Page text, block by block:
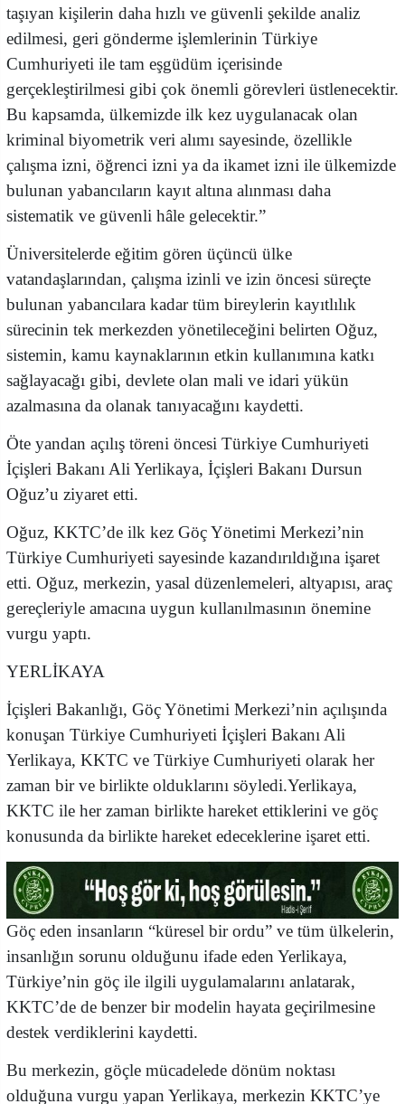
taşıyan kişilerin daha hızlı ve güvenli şekilde analiz
edilmesi, geri gönderme işlemlerinin Türkiye
Cumhuriyeti ile tam eşgüdüm içerisinde
gerçekleştirilmesi gibi çok önemli görevleri üstlenecektir.
Bu kapsamda, ülkemizde ilk kez uygulanacak olan
kriminal biyometrik veri alımı sayesinde, özellikle
çalışma izni, öğrenci izni ya da ikamet izni ile ülkemizde
bulunan yabancıların kayıt altına alınması daha
sistematik ve güvenli hâle gelecektir.”
Üniversitelerde eğitim gören üçüncü ülke
vatandaşlarından, çalışma izinli ve izin öncesi süreçte
bulunan yabancılara kadar tüm bireylerin kayıtlılık
sürecinin tek merkezden yönetileceğini belirten Oğuz,
sistemin, kamu kaynaklarının etkin kullanımına katkı
sağlayacağı gibi, devlete olan mali ve idari yükün
azalmasına da olanak tanıyacağını kaydetti.
Öte yandan açılış töreni öncesi Türkiye Cumhuriyeti
İçişleri Bakanı Ali Yerlikaya, İçişleri Bakanı Dursun
Oğuz’u ziyaret etti.
Oğuz, KKTC’de ilk kez Göç Yönetimi Merkezi’nin
Türkiye Cumhuriyeti sayesinde kazandırıldığına işaret
etti. Oğuz, merkezin, yasal düzenlemeleri, altyapısı, araç
gereçleriyle amacına uygun kullanılmasının önemine
vurgu yaptı.
YERLİKAYA
İçişleri Bakanlığı, Göç Yönetimi Merkezi’nin açılışında
konuşan Türkiye Cumhuriyeti İçişleri Bakanı Ali
Yerlikaya, KKTC ve Türkiye Cumhuriyeti olarak her
zaman bir ve birlikte olduklarını söyledi.Yerlikaya,
KKTC ile her zaman birlikte hareket ettiklerini ve göç
konusunda da birlikte hareket edeceklerine işaret etti.
Göç eden insanların “küresel bir ordu” ve tüm ülkelerin,
insanlığın sorunu olduğunu ifade eden Yerlikaya,
Türkiye’nin göç ile ilgili uygulamalarını anlatarak,
KKTC’de de benzer bir modelin hayata geçirilmesine
destek verdiklerini kaydetti.
Bu merkezin, göçle mücadelede dönüm noktası
olduğuna vurgu yapan Yerlikaya, merkezin KKTC’ye